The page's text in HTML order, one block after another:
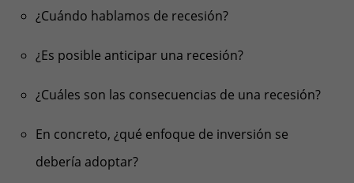
¿Cuándo hablamos de recesión?
¿Es posible anticipar una recesión?
¿Cuáles son las consecuencias de una recesión?
En concreto, ¿qué enfoque de inversión se
debería adoptar?